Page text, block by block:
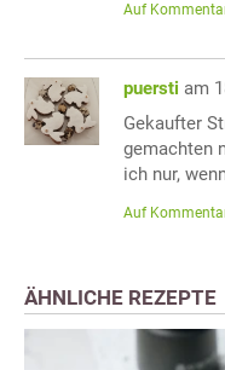
Auf
puersti am
Gekaufter
gemachten
ich nur,
Auf
ÄHNLICHE REZEPTE